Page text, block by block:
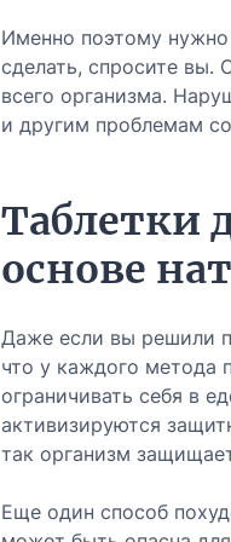
Именно поэтому нужно
сделать, спросите вы.
всего организма.
и другим проблемам
Таблетки
основе
Даже если вы решили
что у каждого метода
ограничивать себя в
активизируются
так организм
Еще один способ